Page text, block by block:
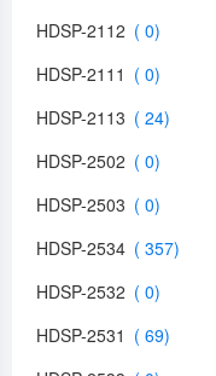
HDSP-2112
HDSP-2111
HDSP-2113
HDSP-2502
HDSP-2503
HDSP-2534
HDSP-2532
HDSP-2531